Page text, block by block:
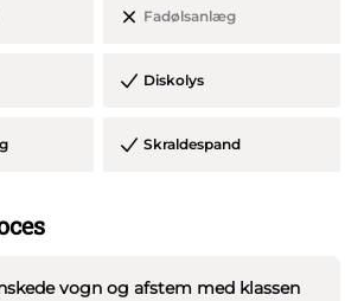
Fadølsanlæg
Diskolys
Skraldespand
vogn og afstem med klassen